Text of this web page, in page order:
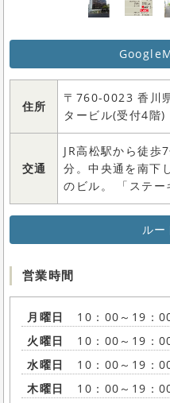
住所
〒760-0023 香川
タービル(受付4階)
交通
JR高松駅から徒歩
分。中央通を南下
のビル。 「ステー
ルー
営業時間
月曜日
10：00～19：
火曜日
10：00～19：
水曜日
10：00～19：
木曜日
10：00～19：